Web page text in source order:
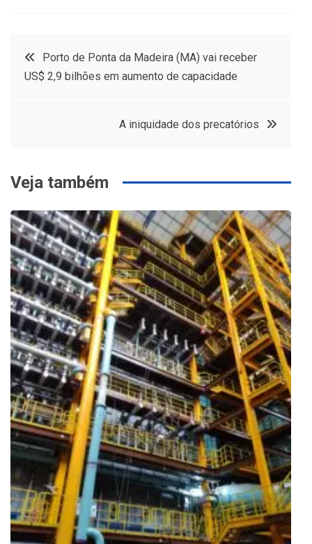
Navegação
Porto de Ponta da Madeira (MA) vai receber
US$ 2,9 bilhões em aumento de capacidade
A iniquidade dos precatórios
Veja também